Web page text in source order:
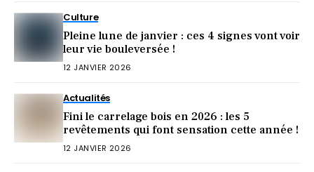
Culture
Pleine lune de janvier : ces 4 signes vont voir
leur vie bouleversée !
12 JANVIER 2026
Actualités
Fini le carrelage bois en 2026 : les 5
revêtements qui font sensation cette année !
12 JANVIER 2026